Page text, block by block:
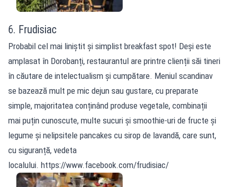
6. Frudisiac
Probabil cel mai liniștit și simplist breakfast spot! Deși este
amplasat în Dorobanți, restaurantul are printre clienții săi tineri
în căutare de intelectualism și cumpătare. Meniul scandinav
se bazează mult pe mic dejun sau gustare, cu preparate
simple, majoritatea conținând produse vegetale, combinații
mai puțin cunoscute, multe sucuri și smoothie-uri de fructe și
legume și nelipsitele pancakes cu sirop de lavandă, care sunt,
cu siguranță, vedeta
localului. https://www.facebook.com/frudisiac/